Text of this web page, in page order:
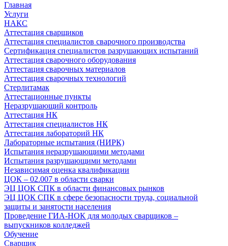
Главная
Услуги
НАКС
Аттестация сварщиков
Аттестация специалистов сварочного производства
Сертификация специалистов разрушающих испытаний
Аттестация сварочного оборудования
Аттестация сварочных материалов
Аттестация сварочных технологий
Стерлитамак
Аттестационные пункты
Неразрушающий контроль
Аттестация НК
Аттестация специалистов НК
Аттестация лабораторий НК
Лабораторные испытания (НИРК)
Испытания неразрушающими методами
Испытания разрушающими методами
Независимая оценка квалификации
ЦОК – 02.007 в области сварки
ЭЦ ЦОК СПК в области финансовых рынков
ЭЦ ЦОК СПК в сфере безопасности труда, социальной
защиты и занятости населения
Проведение ГИА-НОК для молодых сварщиков –
выпускников колледжей
Обучение
Сварщик